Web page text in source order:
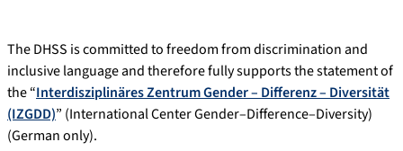
The DHSS is committed to freedom from discrimination and
inclusive language and therefore fully supports the statement of
the “Interdisziplinäres Zentrum Gender – Differenz – Diversität
(IZGDD)” (International Center Gender–Difference–Diversity)
(German only).